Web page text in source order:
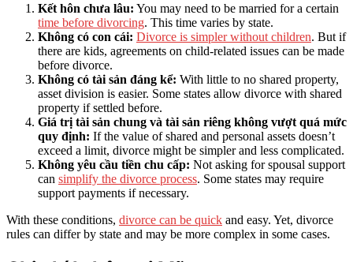
Kết hôn chưa lâu: You may need to be married for a certain
time before divorcing. This time varies by state.
Không có con cái: Divorce is simpler without children. But if
there are kids, agreements on child-related issues can be made
before divorce.
Không có tài sản đáng kể: With little to no shared property,
asset division is easier. Some states allow divorce with shared
property if settled before.
Giá trị tài sản chung và tài sản riêng không vượt quá mức
quy định: If the value of shared and personal assets doesn’t
exceed a limit, divorce might be simpler and less complicated.
Không yêu cầu tiền chu cấp: Not asking for spousal support
can simplify the divorce process. Some states may require
support payments if necessary.
With these conditions, divorce can be quick and easy. Yet, divorce
rules can differ by state and may be more complex in some cases.